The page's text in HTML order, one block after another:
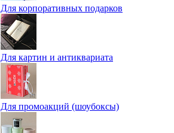
Для корпоративных подарков
Для картин и антиквариата
Для промоакций (шоубоксы)